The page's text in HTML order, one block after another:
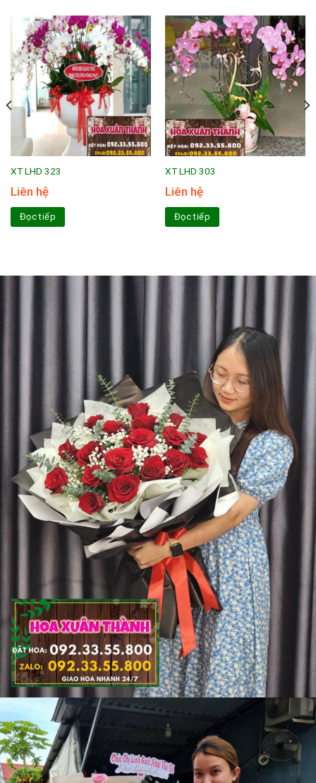
XT LHD 323
Liên hệ
Đọc tiếp
XT LHD 303
Liên hệ
Đọc tiếp